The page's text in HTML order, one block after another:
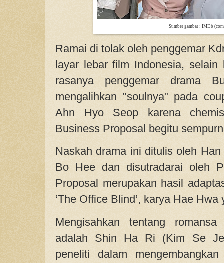
Sumber gambar : IMDb
Ramai di tolak oleh penggemar
layar lebar film Indonesia, selain
rasanya penggemar drama
mengalihkan "soulnya" pada
Ahn Hyo Seop karena
Business Proposal begitu
Naskah drama ini ditulis oleh
Bo Hee dan disutradarai oleh
Proposal merupakan hasil
‘The Office Blind’, karya Hae
Mengisahkan tentang
adalah Shin Ha Ri (Kim Se
peneliti dalam